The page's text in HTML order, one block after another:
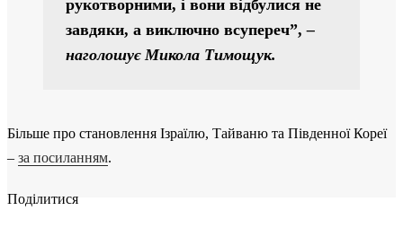
рукотворними, і вони відбулися не
завдяки, а виключно всупереч”,‒
наголошує Микола Тимощук.
Більше про становлення Ізраїлю, Тайваню та Південної Кореї
‒ за посиланням.
Поділитися